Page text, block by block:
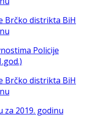
Brčko distrikta BiH
Policije
Brčko distrikta BiH
2019. godinu